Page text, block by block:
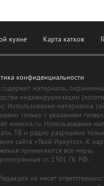
кухне Карта катков
конфиденциальности
содержит материалы,
индивидуализации
Использование материалов
только с указанием
www.irk.ru. Использование
ТВ и радио разрешено
сайта «Твой Иркутск». К
применяются все меры,
ст. 1301 ГК РФ.
не несет